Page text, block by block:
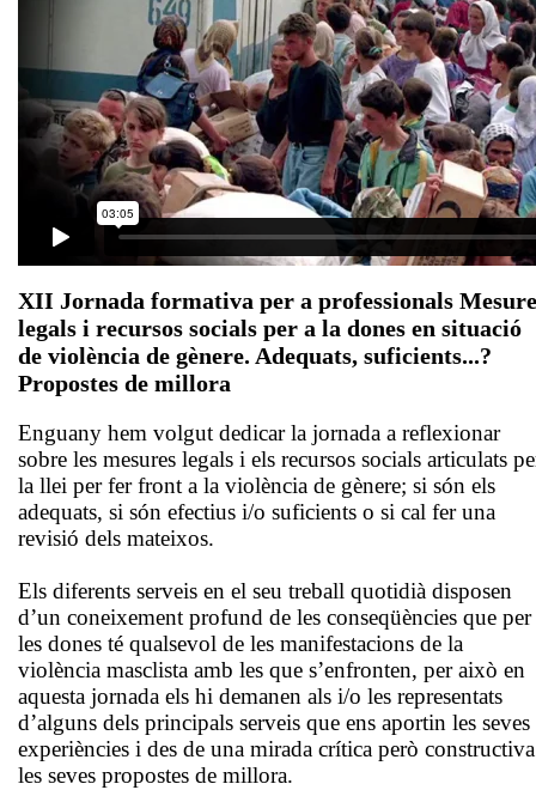
XII Jornada formativa per a professionals
legals i recursos socials per a la dones en situació
de violència de gènere. Adequats, suficients...?
Propostes de millora
Enguany hem volgut dedicar la jornada a reflexionar
sobre les mesures legals i els recursos socials articulats
la llei per fer front a la violència de gènere; si són els
adequats, si són efectius i/o suficients o si cal fer una
revisió dels mateixos.
Els diferents serveis en el seu treball quotidià disposen
d’un coneixement profund de les conseqüències que per
les dones té qualsevol de les manifestacions de la
violència masclista amb les que s’enfronten, per això en
aquesta jornada els hi demanen als i/o les representats
d’alguns dels principals serveis que ens aportin les seves
experiències i des de una mirada crítica però constructiva
les seves propostes de millora.